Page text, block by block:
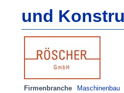
und
Firmenbranche Maschinenbau